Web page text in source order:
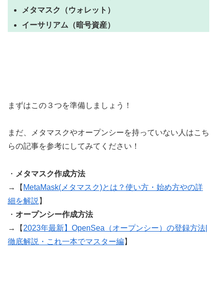
メタマスク（ウォレット）
イーサリアム（暗号資産）
まずはこの３つを準備しましょう！
まだ、メタマスクやオープンシーを持っていない人はこち
らの記事を参考にしてみてください！
・ メタマスク作成方法
→【 MetaMask(メタマスク)とは？使い方・始め方やの詳
細を解説 】
・ オープンシー作成方法
→【 2023年最新】OpenSea（オープンシー）の登録方法|
徹底解説・これ一本でマスター編】